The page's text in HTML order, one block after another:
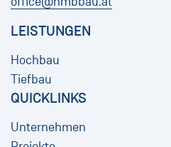
LEISTUNGEN
Hochbau
Tiefbau
QUICKLINKS
Unternehmen